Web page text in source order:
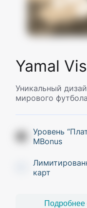
Yamal
Уникальный
мирового футбола
Уровень
MBonus
карт
Подробнее